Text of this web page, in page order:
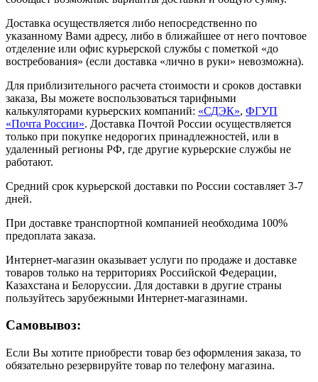
Доставка осуществляется либо непосредственно по
указанному Вами адресу, либо в ближайшее от него почтовое
отделение или офис курьерской службы с пометкой «до
востребования» (если доставка «лично в руки» невозможна).
Для приблизительного расчета стоимости и сроков доставки
заказа, Вы можете воспользоваться тарифными
калькуляторами курьерских компаний: «СДЭК», ФГУП
«Почта России». Доставка Почтой России осуществляется
только при покупке недорогих принадлежностей, или в
удаленный регионы РФ, где другие курьерские службы не
работают.
Средний срок курьерской доставки по России составляет 3-7
дней.
При доставке транспортной компанией необходима 100%
предоплата заказа.
Интернет-магазин оказывает услуги по продаже и доставке
товаров только на территориях Российской Федерации,
Казахстана и Белоруссии. Для доставки в другие страны
пользуйтесь зарубежными Интернет-магазинами.
Самовывоз:
Если Вы хотите приобрести товар без оформления заказа, то
обязательно резервируйте товар по телефону магазина.